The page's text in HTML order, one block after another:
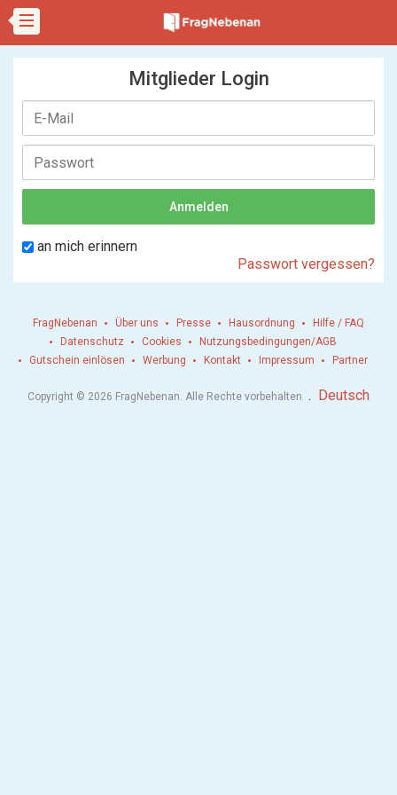
Mitglieder Login
an mich erinnern
Passwort vergessen?
FragNebenan Über uns Presse Hausordnung
Hilfe / FAQ
Datenschutz
Cookies
Nutzungsbedingungen/AGB
Gutschein einlösen
Werbung Kontakt Impressum Partner
Copyright © 2026 FragNebenan. Alle Rechte vorbehalten . Deutsch